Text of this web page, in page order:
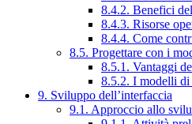
8.4.2. Benefici
8.4.3. Risorse
8.4.4. Come
8.5. Progettare con i
8.5.1. Vantaggi
8.5.2. I modelli
9. Sviluppo dell’interfaccia
9.1. Approccio allo